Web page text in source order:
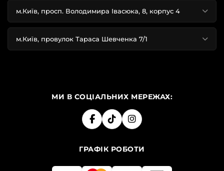
м.Київ, просп. Володимира Івасюка, 8, корпус 4
м.Київ, провулок Тараса Шевченка 7/1
МИ В СОЦІАЛЬНИХ МЕРЕЖАХ:
ГРАФІК РОБОТИ